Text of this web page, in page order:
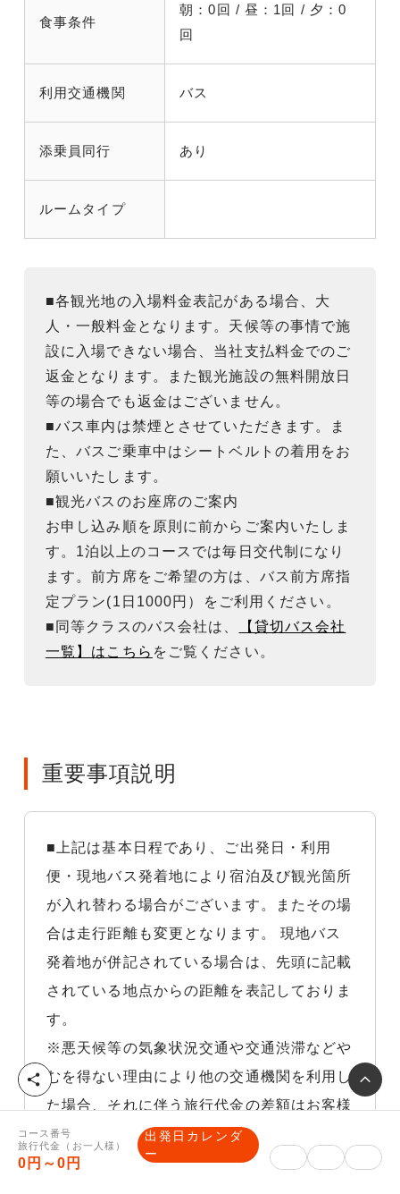
食事条件
朝：0回 / 昼：1回 / 夕：0
回
利用交通機関 バス
添乗員同行 あり
ルームタイプ
■各観光地の入場料金表記がある場合、大
人・一般料金となります。天候等の事情で施
設に入場できない場合、当社支払料金でのご
返金となります。また観光施設の無料開放日
等の場合でも返金はございません。
■バス車内は禁煙とさせていただきます。ま
た、バスご乗車中はシートベルトの着用をお
願いいたします。
■観光バスのお座席のご案内
お申し込み順を原則に前からご案内いたしま
す。1泊以上のコースでは毎日交代制になり
ます。前方席をご希望の方は、バス前方席指
定プラン(1日1000円）をご利用ください。
■同等クラスのバス会社は、
【貸切バス会社
一覧】はこちら をご覧ください。
重要事項説明
■上記は基本日程であり、ご出発日・利用
便・現地バス発着地により宿泊及び観光箇所
が入れ替わる場合がございます。またその場
合は走行距離も変更となります。 現地バス
発着地が併記されている場合は、先頭に記載
されている地点からの距離を表記しておりま
す。
※悪天候等の気象状況交通や交通渋滞などや
むを得ない理由により他の交通機関を利用し
た場合、それに伴う旅行代金の差額はお客様
負担になりますので、予めご了承下さい。
コース番号
旅行代金（お一人様）
0円～0円
出発日カレンダ
ー
シ
ェ
ア